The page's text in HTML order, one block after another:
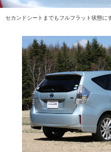
セカンドシートまでもフルフラット状態に